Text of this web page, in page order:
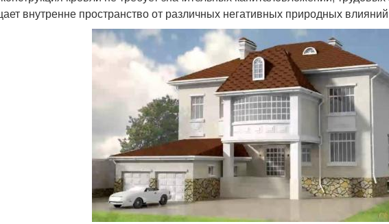
внутренне пространство от различных негативных природных